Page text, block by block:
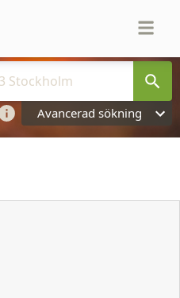
Avancerad sökning